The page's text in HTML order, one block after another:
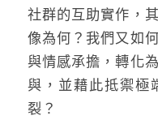
社群的互助實作，
像為何？我們又如
與情感承擔，轉化
與，並藉此抵禦極
裂？